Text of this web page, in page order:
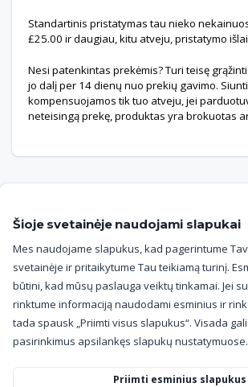
Standartinis pristatymas tau nieko
£25.00 ir daugiau, kitu atveju, pristatymo
Nesi patenkintas prekėmis? Turi teisę
jo dalį per 14 dienų nuo prekių gavimo.
kompensuojamos tik tuo atveju, jei
neteisingą prekę, produktas yra brokuotas
Informacijos portalas
Patirtis
Šioje svetainėje naudojami slapukai
Mes naudojame slapukus, kad pagerintume
svetainėje ir pritaikytume Tau teikiamą turinį.
būtini, kad mūsų paslauga veiktų tinkamai. Jei
rinktume informaciją naudodami esminius ir
tada spausk „Priimti visus slapukus“. Visada
pasirinkimus apsilankęs slapukų nustatymuose.
Priimti esminius slapukus